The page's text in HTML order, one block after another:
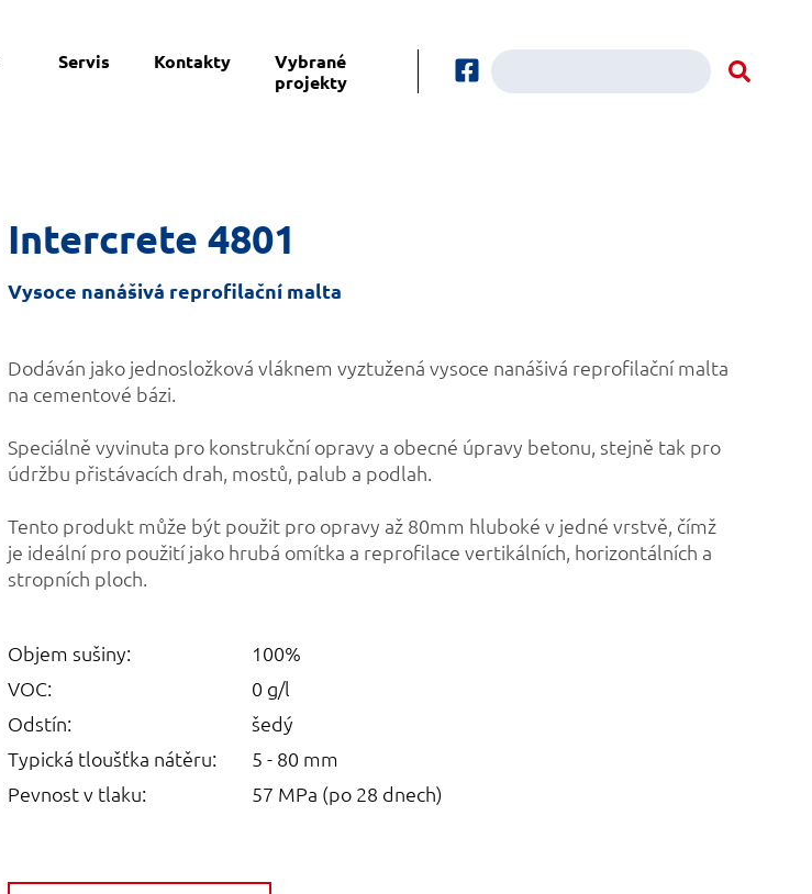
Servis Kontakty
Vybrané
projekty
Intercrete 4801
Vysoce nanášivá reprofilační malta
Dodáván jako jednosložková vláknem vyztužená vysoce nanášivá reprofilační malta
na cementové bázi.
Speciálně vyvinuta pro konstrukční opravy a obecné úpravy betonu, stejně tak pro
údržbu přistávacích drah, mostů, palub a podlah.
Tento produkt může být použit pro opravy až 80mm hluboké v jedné vrstvě, čímž
je ideální pro použití jako hrubá omítka a reprofilace vertikálních, horizontálních a
stropních ploch.
Objem sušiny:
100%
VOC:
0 g/l
Odstín:
šedý
Typická tloušťka nátěru:
5 - 80 mm
Pevnost v tlaku:
57 MPa (po 28 dnech)